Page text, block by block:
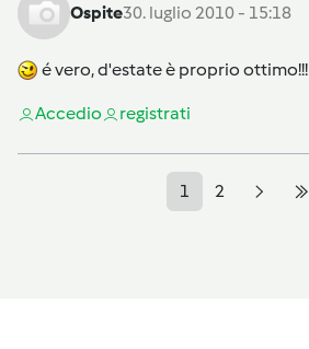
Ospite30. luglio 2010 - 15:18
é vero, d'estate è proprio ottimo!!!
Accedio registrati
1 2